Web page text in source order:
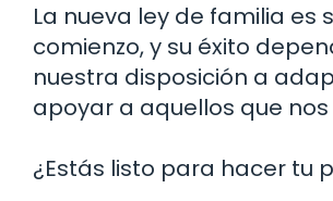
La nueva ley de familia es
comienzo, y su éxito
nuestra disposición a
apoyar a aquellos que
¿Estás listo para hacer tu